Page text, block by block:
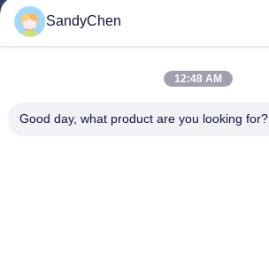
Enlaces Rápidos
Vídeos
SandyChen
12:48 AM
Good day, what product are you looking for?